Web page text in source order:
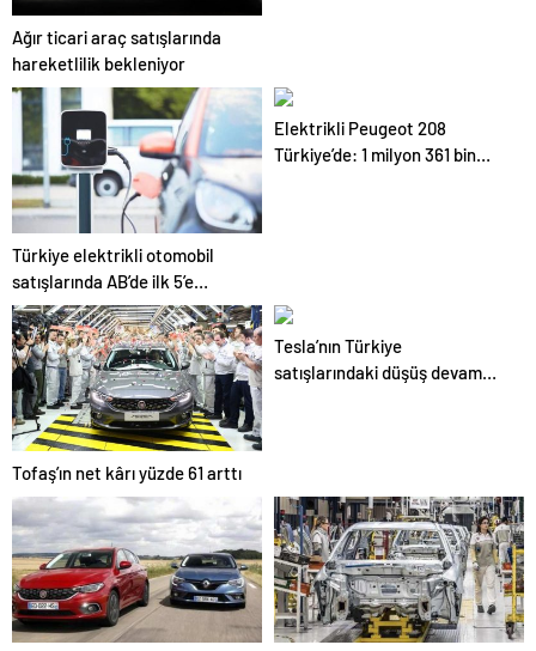
Ağır ticari araç satışlarında
hareketlilik bekleniyor
Türkiye elektrikli otomobil
satışlarında AB’de ilk 5’e
girmek üzere
Elektrikli Peugeot 208
Türkiye’de: 1 milyon 361 bin
Tofaş’ın net kârı yüzde 61 arttı
Tesla’nın Türkiye
satışlarındaki düşüş devam